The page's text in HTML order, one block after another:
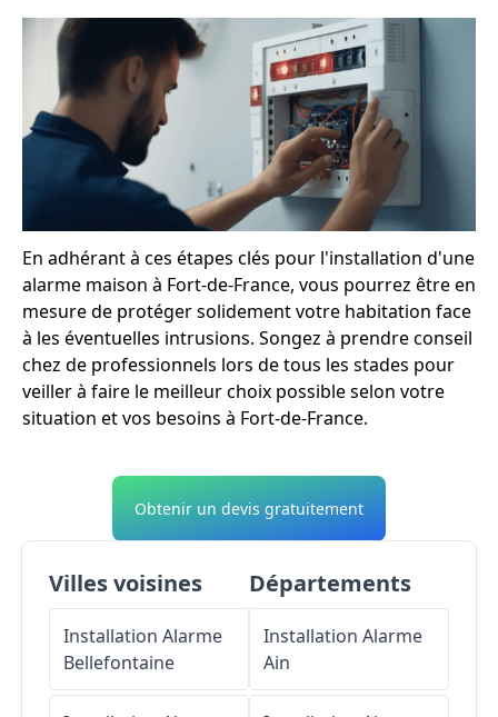
En adhérant à ces étapes clés pour l'installation d'une
alarme maison à Fort-de-France, vous pourrez être en
mesure de protéger solidement votre habitation face
à les éventuelles intrusions. Songez à prendre conseil
chez de professionnels lors de tous les stades pour
veiller à faire le meilleur choix possible selon votre
situation et vos besoins à Fort-de-France.
Obtenir un devis gratuitement
Villes voisines
Installation Alarme
Bellefontaine
Départements
Installation Alarme
Ain